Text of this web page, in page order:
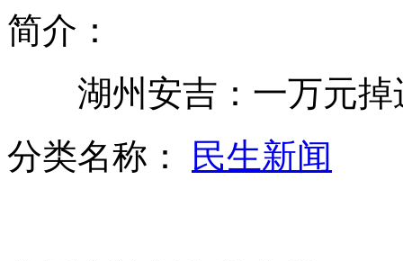
朝近来频繁表示将对韩展开"圣战"
简介：
湖州安吉：一万元掉
分类名称：
民生新闻